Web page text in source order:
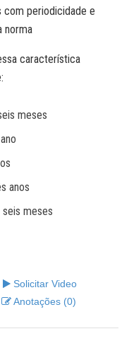
com periodicidade e
norma
característica
meses
anos
meses
Solicitar Video
Anotações (0)